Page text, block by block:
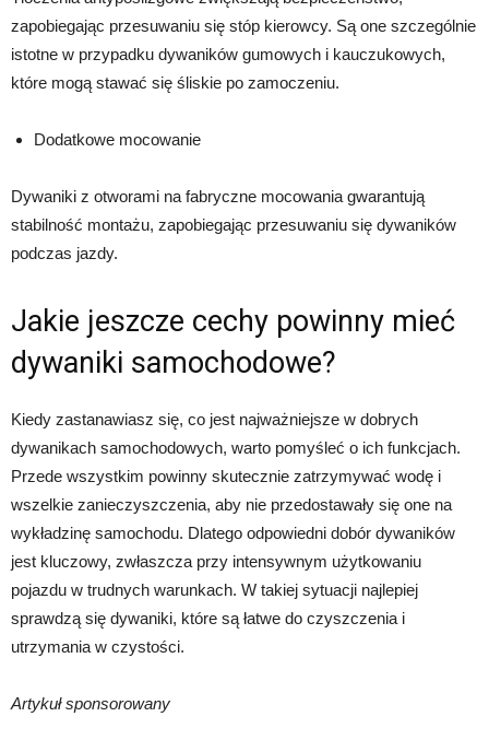
zapobiegając przesuwaniu się stóp kierowcy. Są one szczególnie
istotne w przypadku dywaników gumowych i kauczukowych,
które mogą stawać się śliskie po zamoczeniu.
Dodatkowe mocowanie
Dywaniki z otworami na fabryczne mocowania gwarantują
stabilność montażu, zapobiegając przesuwaniu się dywaników
podczas jazdy.
Jakie jeszcze cechy powinny mieć
dywaniki samochodowe?
Kiedy zastanawiasz się, co jest najważniejsze w dobrych
dywanikach samochodowych, warto pomyśleć o ich funkcjach.
Przede wszystkim powinny skutecznie zatrzymywać wodę i
wszelkie zanieczyszczenia, aby nie przedostawały się one na
wykładzinę samochodu. Dlatego odpowiedni dobór dywaników
jest kluczowy, zwłaszcza przy intensywnym użytkowaniu
pojazdu w trudnych warunkach. W takiej sytuacji najlepiej
sprawdzą się dywaniki, które są łatwe do czyszczenia i
utrzymania w czystości.
Artykuł sponsorowany